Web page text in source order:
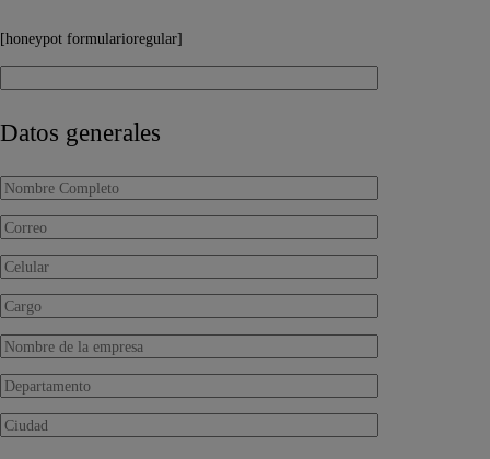
[honeypot formularioregular]
Datos generales